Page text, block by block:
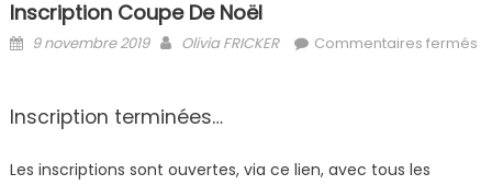
Inscription Coupe De Noël
Posted on
9 novembre 2019 Author
Olivia FRICKER
Commentaires fermés
Inscription terminées…
Les inscriptions sont ouvertes, via ce lien, avec tous les